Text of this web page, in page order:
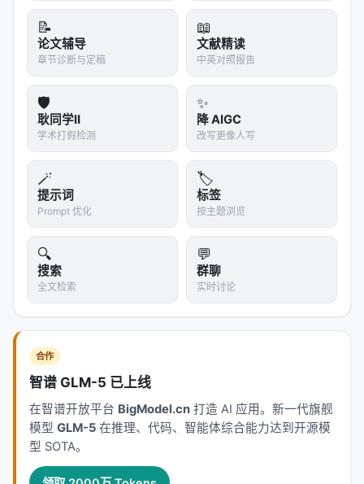
📝
论文辅导
章节诊断与定稿
📖
文献精读
中英对照报告
🛡️
耿同学II
学术打假检测
✨
降 AIGC
改写更像人写
🪄
提示词
Prompt 优化
🏷️
标签
按主题浏览
🔍
搜索
全文检索
💬
群聊
实时讨论
合作
智谱 GLM-5 已上线
在智谱开放平台 BigModel.cn 打造 AI 应用。新一代旗舰
模型 GLM-5 在推理、代码、智能体综合能力达到开源模
型 SOTA。